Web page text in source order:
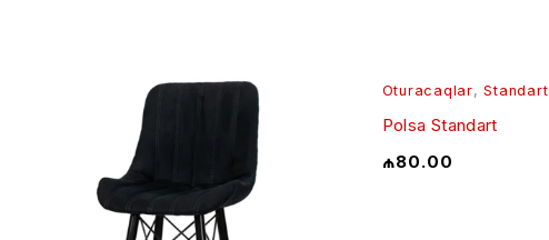
Oturacaqlar,Standart
Polsa Standart
₼80.00